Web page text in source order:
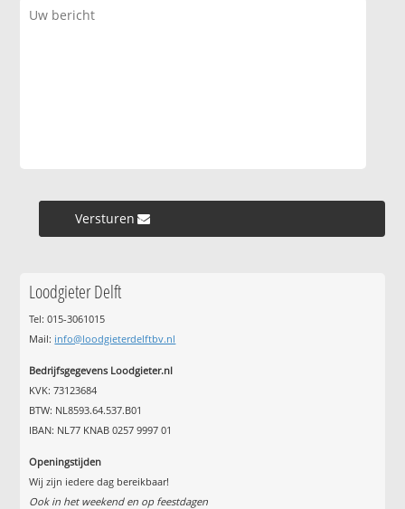
Versturen »
Loodgieter Delft
Tel: 015-3061015
Mail: info@loodgieterdelftbv.nl
Bedrijfsgegevens Loodgieter.nl
KVK: 73123684
BTW: NL8593.64.537.B01
IBAN: NL77 KNAB 0257 9997 01
Openingstijden
Wij zijn iedere dag bereikbaar!
Ook in het weekend en op feestdagen